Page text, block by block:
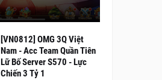
[VN0812] OMG 3Q Việt
Nam - Acc Team Quần Tiên
Lữ Bố Server S570 - Lực
Chiến 3 Tỷ 1